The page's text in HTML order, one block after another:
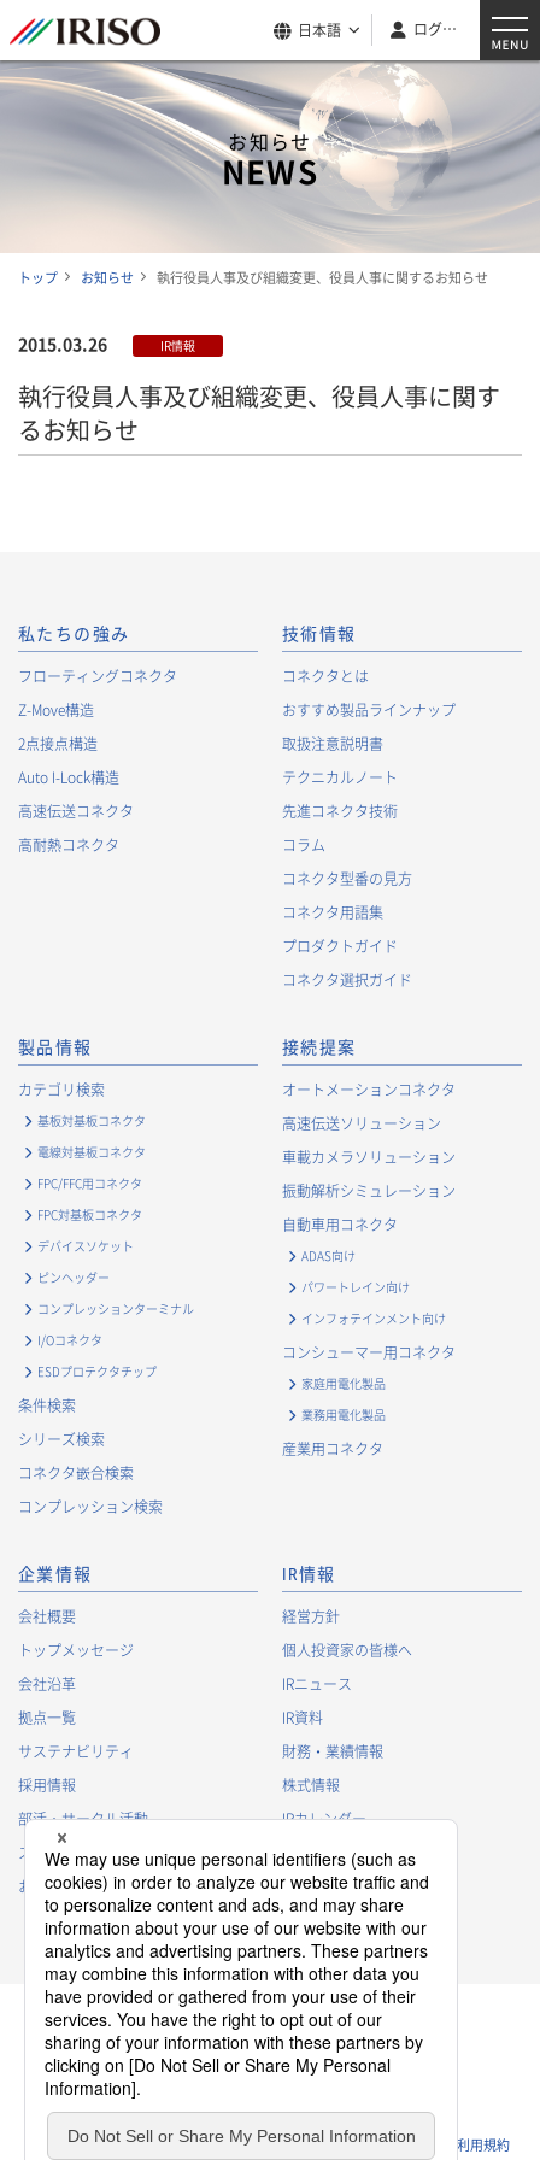
日本語 ログイン
お知らせ
NEWS
トップ お知らせ 執行役員人事及び組織変更、役員人事に関するお知らせ
2015.03.26 IR情報
執行役員人事及び組織変更、役員人事に関す
るお知らせ
私たちの強み
フローティングコネクタ
Z-Move構造
2点接点構造
Auto I-Lock構造
高速伝送コネクタ
高耐熱コネクタ
技術情報
コネクタとは
おすすめ製品ラインナップ
取扱注意説明書
テクニカルノート
先進コネクタ技術
コラム
コネクタ型番の見方
コネクタ用語集
プロダクトガイド
コネクタ選択ガイド
製品情報
カテゴリ検索
基板対基板コネクタ
電線対基板コネクタ
FPC/FFC用コネクタ
FPC対基板コネクタ
デバイスソケット
ピンヘッダー
コンプレッションターミナル
I/Oコネクタ
ESDプロテクタチップ
条件検索
シリーズ検索
コネクタ嵌合検索
コンプレッション検索
接続提案
オートメーションコネクタ
高速伝送ソリューション
車載カメラソリューション
振動解析シミュレーション
自動車用コネクタ
ADAS向け
パワートレイン向け
インフォテインメント向け
コンシューマー用コネクタ
家庭用電化製品
業務用電化製品
産業用コネクタ
企業情報
会社概要
トップメッセージ
会社沿革
拠点一覧
サステナビリティ
採用情報
部活・サークル活動
スポンサー活動
お問い合わせ
IR情報
経営方針
個人投資家の皆様へ
IRニュース
IR資料
財務・業績情報
株式情報
IRカレンダー
IRに関するよくあるご質問
IRポリシー
免責事項
プライバシーポリシー
クッキーポリシー
ソーシャルメディアポリシー
ウェブサイトのご利用条件 利用規約